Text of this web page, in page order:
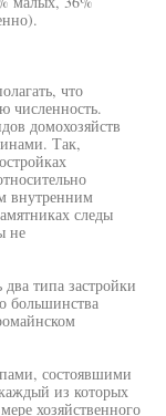
что
численность.
домохозяйств
Так,
внутренним
следы
не
типа застройки
большинства
состоявшими
из которых
хозяйственного